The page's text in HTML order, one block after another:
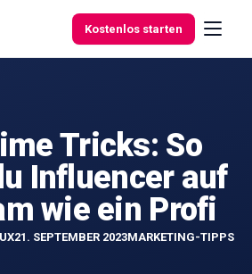
Kostenlos starten
Tricks: So
Influencer auf
wie ein Profi
21. SEPTEMBER 2023MARKETING-TIPPS